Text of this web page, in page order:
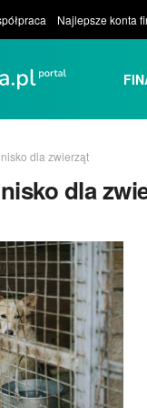
Najlepsze konta
dla zwierząt
dla